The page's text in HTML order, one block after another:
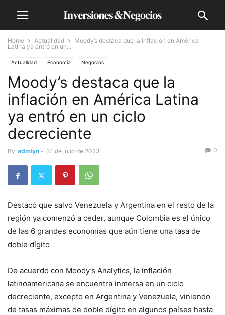
Home Actualidad
Moody’s destaca que la inflación en América
Latina ya entró en un...
Actualidad Economía Negocios
Moody’s destaca que la
inflación en América Latina
ya entró en un ciclo
decreciente
By admiyn - 31 de julio de 2023 0
Destacó que salvo Venezuela y Argentina en el resto de la
región ya comenzó a ceder, aunque Colombia es el único
de las 6 grandes economías que aún tiene una tasa de
doble dígito
De acuerdo con Moody’s Analytics, la inflación
latinoamericana se encuentra inmersa en un ciclo
decreciente, excepto en Argentina y Venezuela, viniendo
de tasas máximas de doble dígito en algunos países hasta